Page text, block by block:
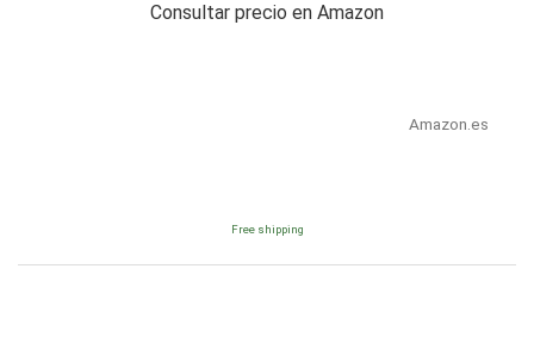
Consultar precio en Amazon
Amazon.es
Free shipping